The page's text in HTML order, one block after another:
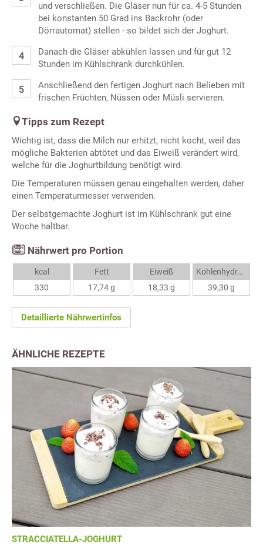
und verschließen. Die Gläser nun für ca. 4-5 Stunden
bei konstanten 50 Grad ins Backrohr (oder
Dörrautomat) stellen - so bildet sich der Joghurt.
Danach die Gläser abkühlen lassen und für gut 12
Stunden im Kühlschrank durchkühlen.
Anschließend den fertigen Joghurt nach Belieben mit
frischen Früchten, Nüssen oder Müsli servieren.
Tipps zum Rezept
Wichtig ist, dass die Milch nur erhitzt, nicht kocht, weil das
mögliche Bakterien abtötet und das Eiweiß verändert wird,
welche für die Joghurtbildung benötigt wird.
Die Temperaturen müssen genau eingehalten werden, daher
einen Temperaturmesser verwenden.
Der selbstgemachte Joghurt ist im Kühlschrank gut eine
Woche haltbar.
Nährwert pro Portion
kcal
330
Fett
17,74 g
Eiweiß
18,33 g
Kohlenhydrate
39,30 g
Detaillierte Nährwertinfos
ÄHNLICHE REZEPTE
STRACCIATELLA-JOGHURT